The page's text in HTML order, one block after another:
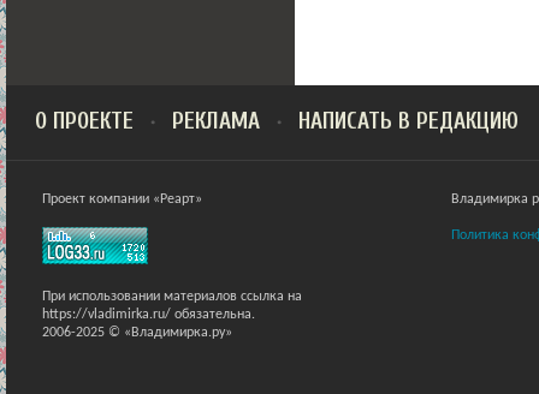
О ПРОЕКТЕ РЕКЛАМА НАПИСАТЬ В РЕДАКЦИЮ
Проект компании «Реарт»
При использовании материалов ссылка на
https://vladimirka.ru/ обязательна.
2006-2025 © «Владимирка.ру»
Владимирка
Политика